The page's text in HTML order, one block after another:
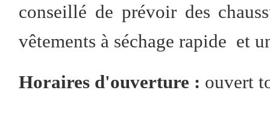
conseillé de prévoir des
vêtements à séchage rapide et
Horaires d'ouverture : ouvert